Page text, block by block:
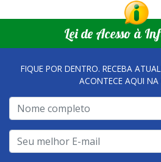
Lei de Acesso à
FIQUE POR DENTRO. RECEBA
ACONTECE AQUI NA